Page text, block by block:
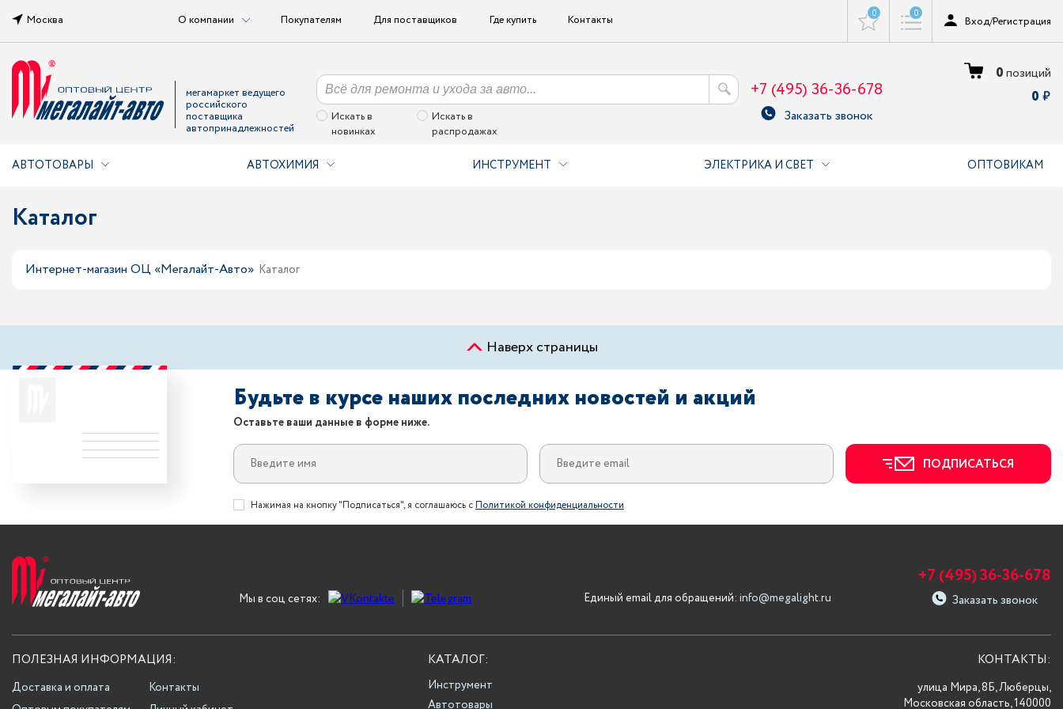
Москва О компании Покупателям Для поставщиков Где купить Контакты 0 0
Вход/Регистрация
мегамаркет ведущего
российского
поставщика
автопринадлежностей
Искать в
новинках
Искать в
распродажах
+7 (495) 36-36-678
Заказать звонок
0позиций
0
АВТОТОВАРЫ АВТОХИМИЯ ИНСТРУМЕНТ ЭЛЕКТРИКА И СВЕТ ОПТОВИКАМ
Каталог
Интернет-магазин ОЦ «Мегалайт-Авто» Каталог
Наверх страницы
Будьте в курсе наших последних новостей и акций
Оставьте ваши данные в форме ниже.
ПОДПИСАТЬСЯ
Нажимая на кнопку "Подписаться", я соглашаюсь сПолитикой конфиденциальности
Мы в соц сетях: Единый email для обращений: info@megalight.ru
+7 (495) 36-36-678
Заказать звонок
ПОЛЕЗНАЯ ИНФОРМАЦИЯ:
Доставка и оплата
Контакты
КАТАЛОГ:
Инструмент
Автотовары
КОНТАКТЫ:
улица Мира, 8Б, Люберцы,
Московская область, 140000